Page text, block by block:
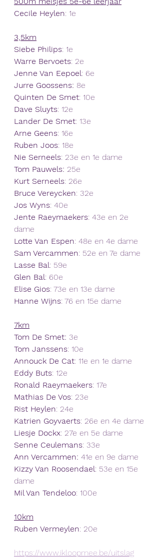
Cecile Heylen: 1e
3,5km
Siebe Philips: 1e
Warre Bervoets: 2e
Jenne Van Eepoel: 6e
Jurre Goossens: 8e
Quinten De Smet: 10e
Dave Sluyts: 12e
Lander De Smet: 13e
Arne Geens: 16e
Ruben Joos: 18e
Nie Serneels: 23e en 1e dame
Tom Pauwels: 25e
Kurt Serneels: 26e
Bruce Vereycken: 32e
Jos Wyns: 40e
Jente Raeymaekers: 43e en 2e
dame
Lotte Van Espen: 48e en 4e dame
Sam Vercammen: 52e en 7e dame
Lasse Bal: 59e
Glen Bal: 60e
Elise Gios: 73e en 13e dame
Hanne Wijns: 76 en 15e dame
7km
Tom De Smet: 3e
Tom Janssens: 10e
Annouck De Cat: 11e en 1e dame
Eddy Buts: 12e
Ronald Raeymaekers: 17e
Mathias De Vos: 23e
Rist Heylen: 24e
Katrien Goyvaerts: 26e en 4e dame
Liesje Dockx: 27e en 5e dame
Senne Ceulemans: 33e
Ann Vercammen: 41e en 9e dame
Kizzy Van Roosendael: 53e en 15e
dame
Mil Van Tendeloo: 100e
10km
Ruben Vermeylen: 20e
https://www.ikloopmee.be/uitslag